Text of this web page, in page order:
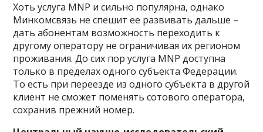
Хоть услуга MNP и сильно популярна, однако
Минкомсвязь не спешит ее развивать дальше –
дать абонентам возможность переходить к
другому оператору не ограничивая их регионом
проживания. До сих пор услуга MNP доступна
только в пределах одного субъекта Федерации.
То есть при переезде из одного субъекта в другой
клиент не сможет поменять сотового оператора,
сохранив прежний номер.